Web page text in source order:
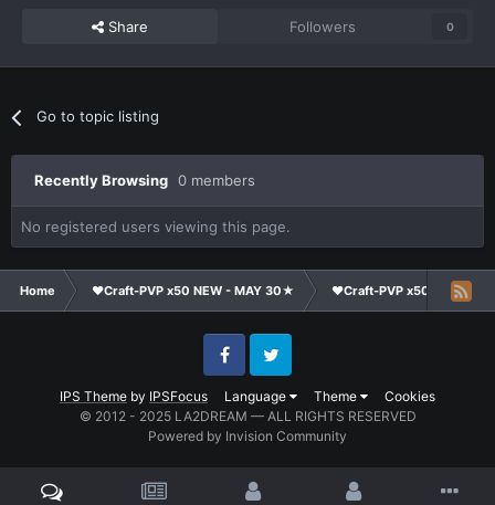
Share Followers 0
Go to topic listing
Recently Browsing 0 members
No registered users viewing this page.
Home ❤Craft-PVP x50 NEW - MAY 30★ ❤Craft-PVP x50★
IPS Theme by IPSFocus Language Theme Cookies
FacebookTwitter
© 2012 - 2025 LA2DREAM — ALL RIGHTS RESERVED
Powered by Invision Community